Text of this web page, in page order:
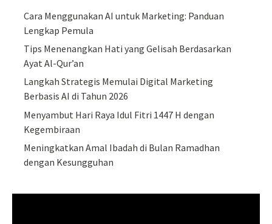
Cara Menggunakan AI untuk Marketing: Panduan
Lengkap Pemula
Tips Menenangkan Hati yang Gelisah Berdasarkan
Ayat Al-Qur’an
Langkah Strategis Memulai Digital Marketing
Berbasis AI di Tahun 2026
Menyambut Hari Raya Idul Fitri 1447 H dengan
Kegembiraan
Meningkatkan Amal Ibadah di Bulan Ramadhan
dengan Kesungguhan